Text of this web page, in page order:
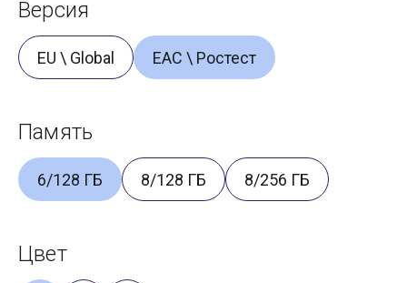
Версия
EU \ Global ЕАС \ Ростест
Память
6/128 ГБ 8/128 ГБ 8/256 ГБ
Цвет